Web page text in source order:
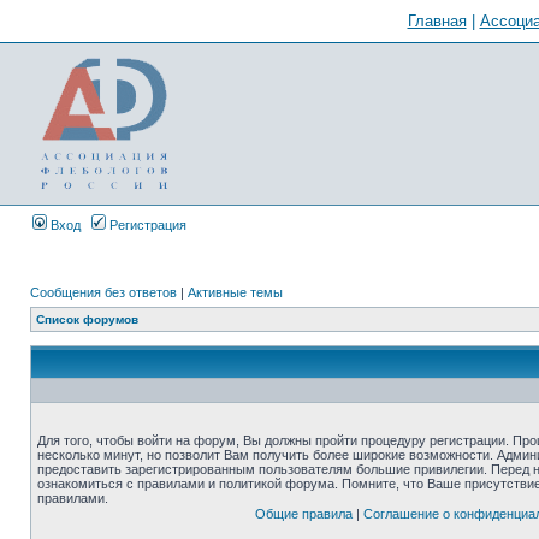
Главная|
Вход Регистрация
Сообщения без ответов | Активные темы
Список форумов
Для того, чтобы войти на форум, Вы должны пройти процедуру регистрации.
несколько минут, но позволит Вам получить более широкие возможности.
предоставить зарегистрированным пользователям большие привилегии.
ознакомиться с правилами и политикой форума. Помните, что Ваше
правилами.
Общие правила| Соглашение о